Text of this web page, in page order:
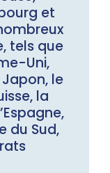
et
tels que
Uni,
Japon, le
la
du Sud,